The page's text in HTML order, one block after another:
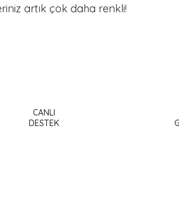
artık çok daha renkli!
CANLI
DESTEK